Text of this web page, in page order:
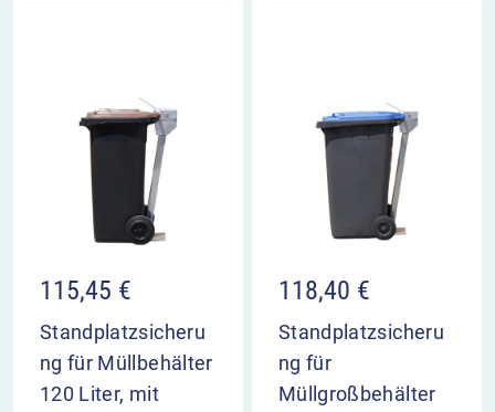
115,45 €
Standplatzsicheru
ng für Müllbehälter
120 Liter, mit
118,40 €
Standplatzsicheru
ng für
Müllgroßbehälter